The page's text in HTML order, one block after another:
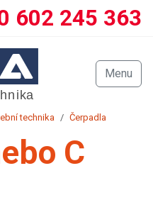
602 245 363
Menu
technika Čerpadla
C